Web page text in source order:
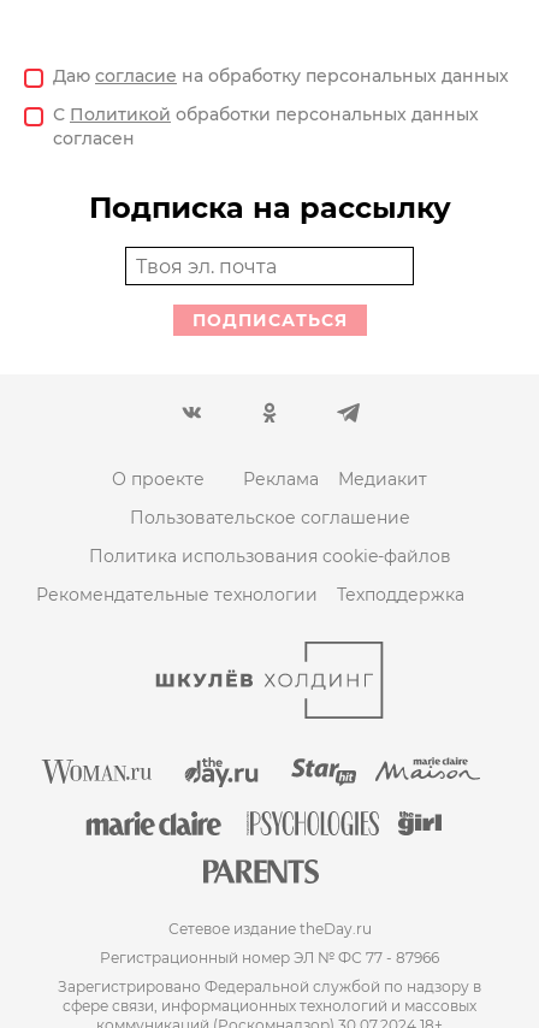
Даю согласие на обработку персональных данных
С Политикой обработки персональных данных
согласен
Подписка на рассылку
ПОДПИСАТЬСЯ
О проекте Реклама
Медиакит
Пользовательское соглашение
Политика использования cookie-файлов
Рекомендательные технологии
Техподдержка
Сетевое издание theDay.ru
Регистрационный номер ЭЛ № ФС 77 - 87966
Зарегистрировано Федеральной службой по надзору в
сфере связи, информационных технологий и массовых